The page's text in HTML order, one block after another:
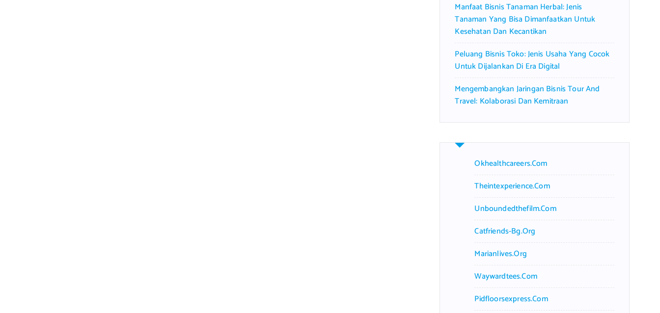
Manfaat Bisnis Tanaman Herbal: Jenis
Tanaman Yang Bisa Dimanfaatkan Untuk
Kesehatan Dan Kecantikan
Peluang Bisnis Toko: Jenis Usaha Yang Cocok
Untuk Dijalankan Di Era Digital
Mengembangkan Jaringan Bisnis Tour And
Travel: Kolaborasi Dan Kemitraan
Okhealthcareers.com
Theintexperience.com
Unboundedthefilm.com
Catfriends-Bg.org
Marianlives.org
Waywardtees.com
Pidfloorsexpress.com